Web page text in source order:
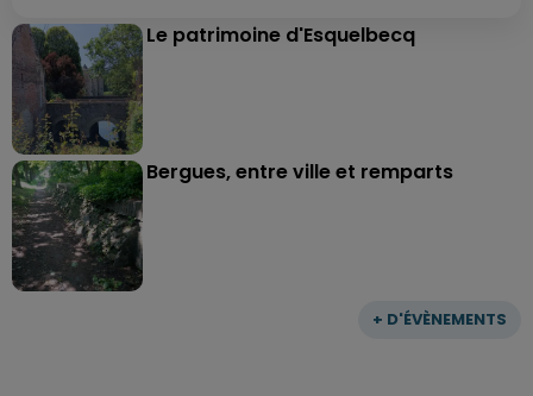
+ D'ÉVÈNEMENTS
Le patrimoine d'Esquelbecq
Bergues, entre ville et remparts